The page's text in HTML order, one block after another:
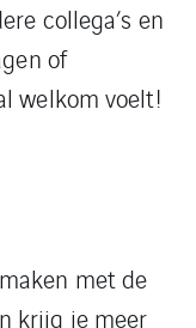
collega’s en
of
welkom voelt!
met de
krijg je meer